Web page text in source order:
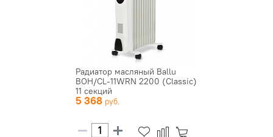
Радиатор масляный Ballu
BOH/CL-11WRN 2200 (Classic)
11 секций
5 368